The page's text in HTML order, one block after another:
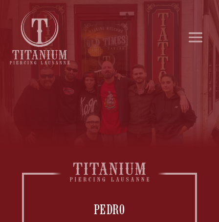
PEDRO